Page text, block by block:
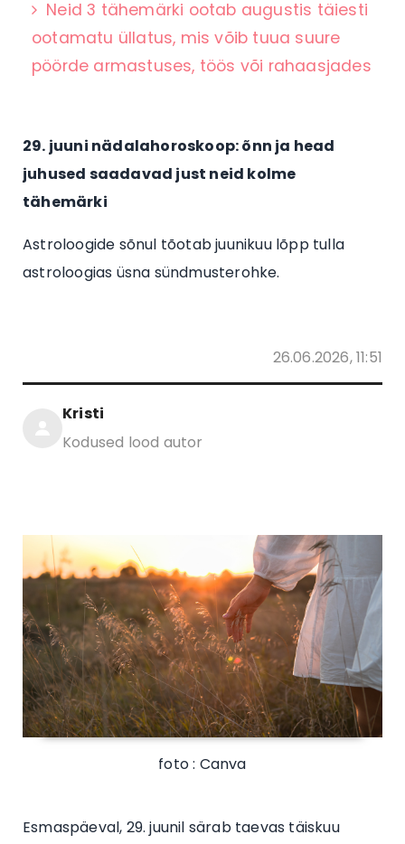
Neid 3 tähemärki ootab augustis täiesti
ootamatu üllatus, mis võib tuua suure
pöörde armastuses, töös või rahaasjades
29. juuni nädalahoroskoop: õnn ja head
juhused saadavad just neid kolme
tähemärki
Astroloogide sõnul tõotab juunikuu lõpp tulla
astroloogias üsna sündmusterohke.
26.06.2026, 11:51
Kristi
Kodused lood autor
foto : Canva
Esmaspäeval, 29. juunil särab taevas täiskuu